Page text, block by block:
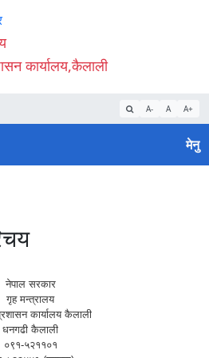
कार्यालय,कैलाली
A- A A+
मेनु
नेपाल सरकार
गृह मन्त्रालय
कार्यालय कैलाली
धनगढी कैलाली
०९१-५२११०१